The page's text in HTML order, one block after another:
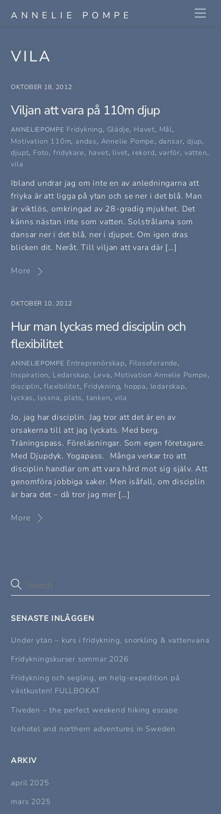
ANNELIE POMPE
VILA
OKTOBER 18, 2012
Viljan att vara på 110m djup
ANNELIEPOMPE Fridykning, Glädje, Havet, Mål,
Motivation 110m, andas, Annelie Pompe, dansar,djup,
djupt, Foto, fridykare, havet, livet, rekord,varför, vatten,
vila
Ibland undrar jag om inte en av anledningarna att
friyka är att ligga på ytan och se ner i det blå. Man
är viktlös, omkringad av 28-gradig mjukhet. Det
känns nästan inte som vatten. Solstrålarna som
dansar ner i det blå, ner i djupet. Om igen dras
blicken dit. Neråt. Till viljan att vara där […]
More
OKTOBER 10, 2012
Hur man lyckas med disciplin och
flexibilitet
ANNELIEPOMPE Entreprenörskap, Filosoferande,
Inspiration, Ledarskap, Leva, Motivation Annelie Pompe,
disciplin,flexibilitet, Fridykning, hoppa, ledarskap,
lyckas, lyssna, plats, tanken,vila
Jo, jag har disciplin. Jag tror att det är en av
orsakerna till att jag lyckats. Med berg.
Träningspass. Föreläsningar. Som egen företagare.
Med Djupdyk. Yogapass. Många verkar tro att
disciplin handlar om att vara hård mot sig själv. Att
genomföra jobbiga saker. Men isåfall, om disciplin
är bara det – då tror jag mer […]
More
SENASTE INLÄGGEN
Under ytan – kurs i fridykning, snorkling & vattenvana
Fridykningskurser sommar 2026
Fridykning och segling, en helg-expedition på
västkusten! FULLBOKAT
Tiveden – the perfect weekend hiking escape
Icehotel and northern adventures in Sweden
ARKIV
april 2025
mars 2025